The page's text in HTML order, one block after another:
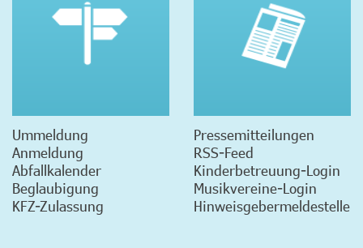
Ummeldung
Anmeldung
Abfallkalender
Beglaubigung
KFZ-Zulassung
Pressemitteilungen
RSS-Feed
Kinderbetreuung-Login
Musikvereine-Login
Hinweisgebermeldestelle